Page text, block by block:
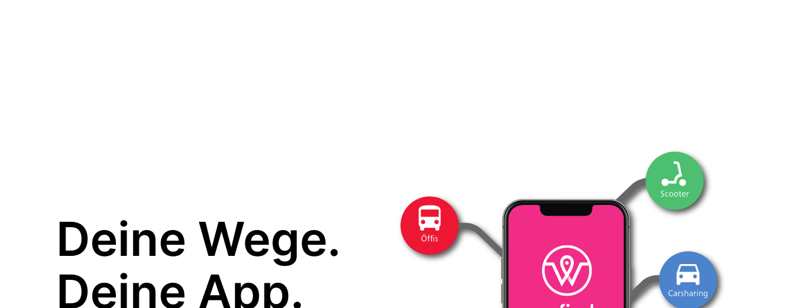
Deine Wege.
Deine App.